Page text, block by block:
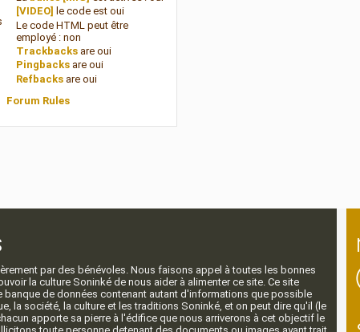
[VIDEO] le code est oui
Le code HTML peut être
employé : non
Trackbacksare oui
Pingbacksare oui
Refbacksare oui
Forum Rules
par des bénévoles. Nous faisons appel à toutes les bonnes
la culture Soninké de nous aider à alimenter ce site. Ce site
banque de données contenant autant d'informations que possible
la société, la culture et les traditions Soninké, et on peut dire qu'il (le
apporte sa pierre à l'édifice que nous arriverons à cet objectif le